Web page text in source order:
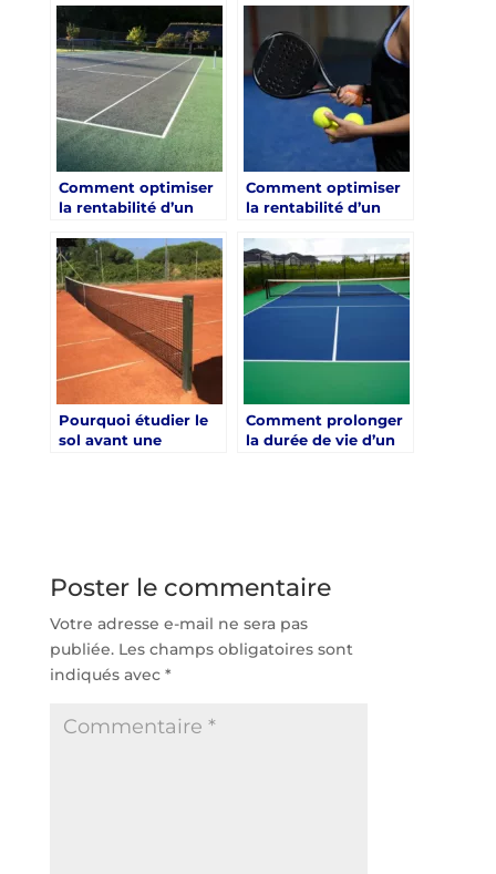
performante d’un
court de tennis dans
le Var ?
rénovation en gazon
synthétique ?
Comment optimiser
la rentabilité d’un
terrain de tennis ?
Comment optimiser
la rentabilité d’un
d’aménagement de
terrain de padel ?
Pourquoi étudier le
sol avant une
Comment prolonger
la durée de vie d’un
Poster le commentaire
Votre adresse e-mail ne sera pas
publiée. Les champs obligatoires sont
indiqués avec *